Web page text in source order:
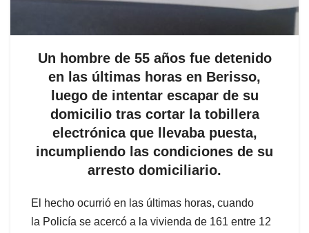
Un hombre de 55 años fue detenido
en las últimas horas en Berisso,
luego de intentar escapar de su
domicilio tras cortar la tobillera
electrónica que llevaba puesta,
incumpliendo las condiciones de su
arresto domiciliario.
El hecho ocurrió en las últimas horas, cuando
la Policía se acercó a la vivienda de 161 entre 12